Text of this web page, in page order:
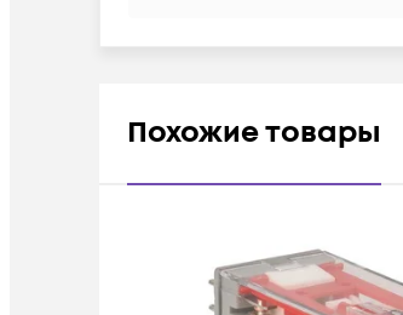
Похожие товары